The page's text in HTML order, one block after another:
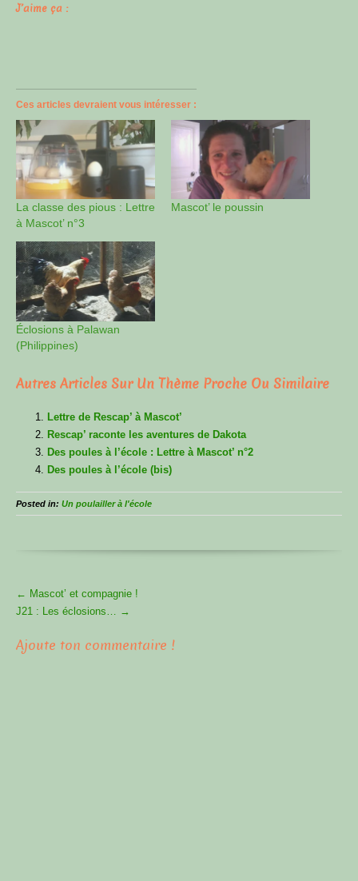
J’aime ça :
Ces articles devraient vous intéresser :
La classe des pious : Lettre
à Mascot’ n°3
Mascot’ le poussin
Éclosions à Palawan
(Philippines)
Autres Articles Sur Un Thème Proche Ou Similaire
Lettre de Rescap’ à Mascot’
Rescap’ raconte les aventures de Dakota
Des poules à l’école : Lettre à Mascot’ n°2
Des poules à l’école (bis)
Posted in: Un poulailler à l'école
More
Articles
← Mascot’ et compagnie !
J21 : Les éclosions… →
Ajoute ton commentaire !